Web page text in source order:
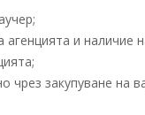
и наличие
закупуване на